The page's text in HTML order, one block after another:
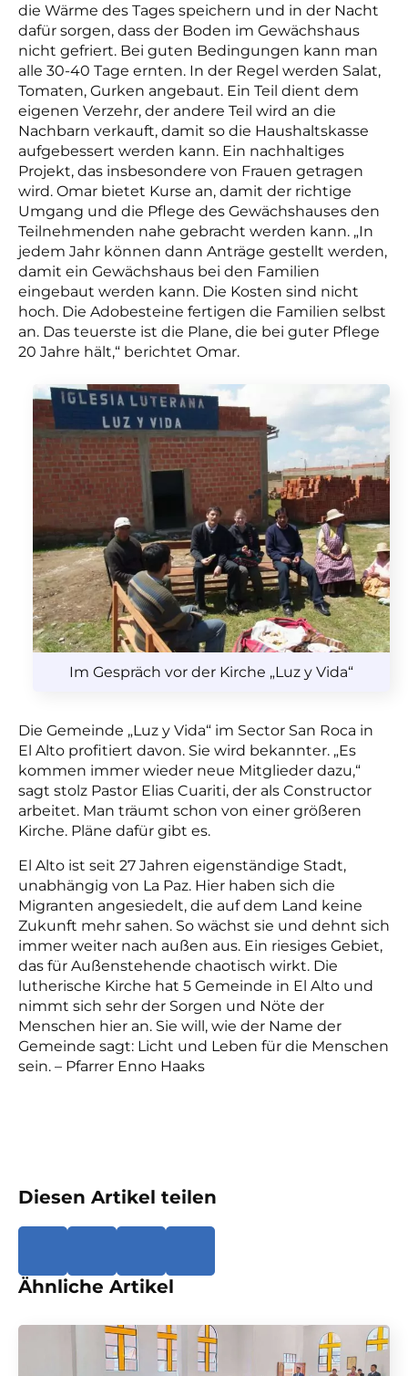
die Wärme des Tages speichern und in der Nacht
dafür sorgen, dass der Boden im Gewächshaus
nicht gefriert. Bei guten Bedingungen kann man
alle 30-40 Tage ernten. In der Regel werden Salat,
Tomaten, Gurken angebaut. Ein Teil dient dem
eigenen Verzehr, der andere Teil wird an die
Nachbarn verkauft, damit so die Haushaltskasse
aufgebessert werden kann. Ein nachhaltiges
Projekt, das insbesondere von Frauen getragen
wird. Omar bietet Kurse an, damit der richtige
Umgang und die Pflege des Gewächshauses den
Teilnehmenden nahe gebracht werden kann. „In
jedem Jahr können dann Anträge gestellt werden,
damit ein Gewächshaus bei den Familien
eingebaut werden kann. Die Kosten sind nicht
hoch. Die Adobesteine fertigen die Familien selbst
an. Das teuerste ist die Plane, die bei guter Pflege
20 Jahre hält,“ berichtet Omar.
Im Gespräch vor der Kirche „Luz y Vida“
Die Gemeinde „Luz y Vida“ im Sector San Roca in
El Alto profitiert davon. Sie wird bekannter. „Es
kommen immer wieder neue Mitglieder dazu,“
sagt stolz Pastor Elias Cuariti, der als Constructor
arbeitet. Man träumt schon von einer größeren
Kirche. Pläne dafür gibt es.
El Alto ist seit 27 Jahren eigenständige Stadt,
unabhängig von La Paz. Hier haben sich die
Migranten angesiedelt, die auf dem Land keine
Zukunft mehr sahen. So wächst sie und dehnt sich
immer weiter nach außen aus. Ein riesiges Gebiet,
das für Außenstehende chaotisch wirkt. Die
lutherische Kirche hat 5 Gemeinde in El Alto und
nimmt sich sehr der Sorgen und Nöte der
Menschen hier an. Sie will, wie der Name der
Gemeinde sagt: Licht und Leben für die Menschen
sein. – Pfarrer Enno Haaks
Diesen Artikel teilen
Ähnliche Artikel